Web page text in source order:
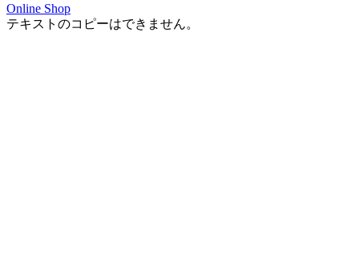
Online Shop
テキストのコピーはできません。